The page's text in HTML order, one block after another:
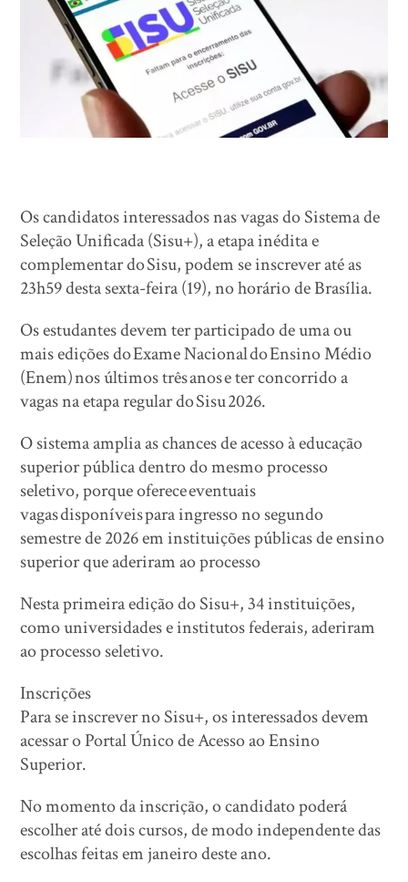
Os candidatos interessados nas vagas do Sistema de
Seleção Unificada (Sisu+), a etapa inédita e
complementar do Sisu, podem se inscrever até as
23h59 desta sexta-feira (19), no horário de Brasília.
Os estudantes devem ter participado de uma ou
mais edições do Exame Nacional do Ensino Médio
(Enem) nos últimos três anos e ter concorrido a
vagas na etapa regular do Sisu 2026.
O sistema amplia as chances de acesso à educação
superior pública dentro do mesmo processo
seletivo, porque oferece eventuais
vagas disponíveis para ingresso no segundo
semestre de 2026 em instituições públicas de ensino
superior que aderiram ao processo
Nesta primeira edição do Sisu+, 34 instituições,
como universidades e institutos federais, aderiram
ao processo seletivo.
Inscrições
Para se inscrever no Sisu+, os interessados devem
acessar o Portal Único de Acesso ao Ensino
Superior.
No momento da inscrição, o candidato poderá
escolher até dois cursos, de modo independente das
escolhas feitas em janeiro deste ano.